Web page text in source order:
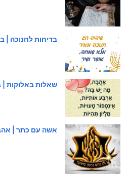
בדיחות לחנוכה |
שאלות באלוקות |
אשה עם כתר |